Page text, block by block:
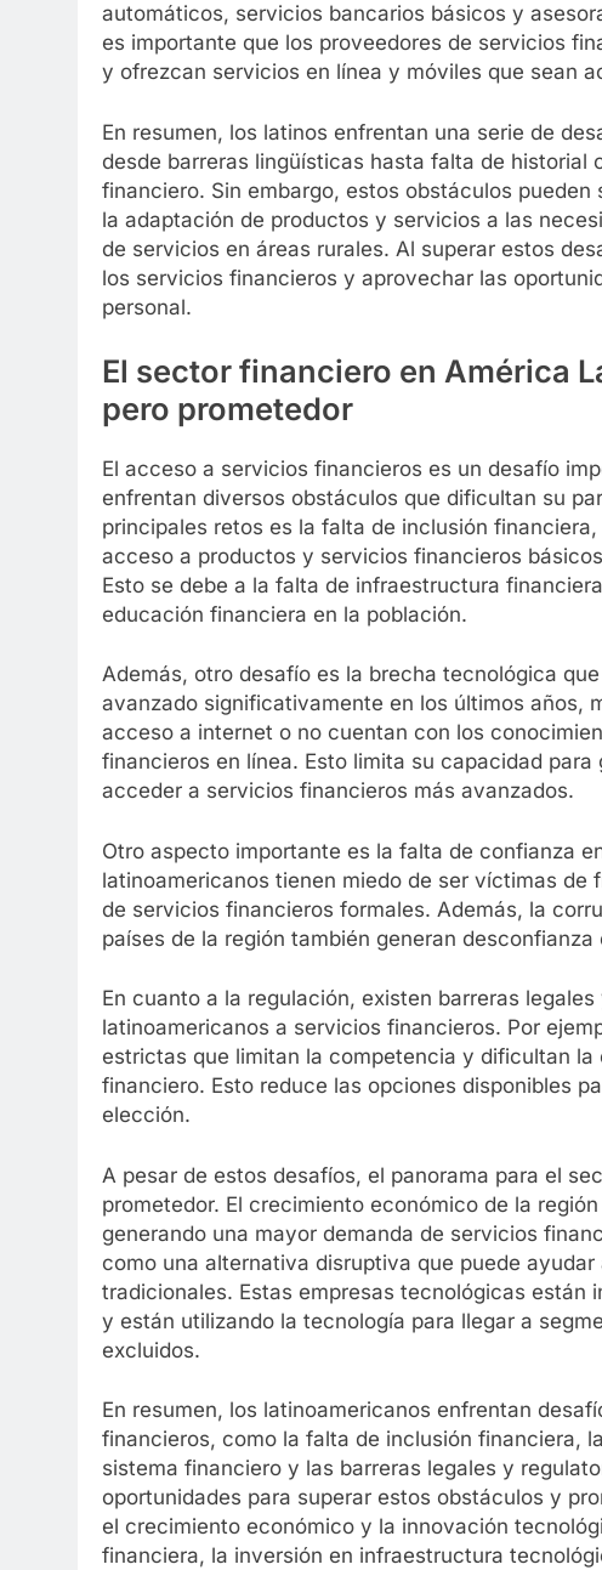
automáticos, servicios bancarios básicos y
es importante que los proveedores de servicios
y ofrezcan servicios en línea y móviles que sean
En resumen, los latinos enfrentan una serie de
desde barreras lingüísticas hasta falta de
financiero. Sin embargo, estos obstáculos
la adaptación de productos y servicios a las
de servicios en áreas rurales. Al superar estos
los servicios financieros y aprovechar las
personal.
El sector financiero en América
pero prometedor
El acceso a servicios financieros es un desafío
enfrentan diversos obstáculos que dificultan su
principales retos es la falta de inclusión
acceso a productos y servicios financieros
Esto se debe a la falta de infraestructura
educación financiera en la población.
Además, otro desafío es la brecha tecnológica
avanzado significativamente en los últimos años,
acceso a internet o no cuentan con los
financieros en línea. Esto limita su capacidad
acceder a servicios financieros más avanzados.
Otro aspecto importante es la falta de confianza
latinoamericanos tienen miedo de ser víctimas
de servicios financieros formales. Además, la
países de la región también generan
En cuanto a la regulación, existen barreras
latinoamericanos a servicios financieros. Por
estrictas que limitan la competencia y dificultan
financiero. Esto reduce las opciones disponibles
elección.
A pesar de estos desafíos, el panorama para el
prometedor. El crecimiento económico de la
generando una mayor demanda de servicios
como una alternativa disruptiva que puede
tradicionales. Estas empresas tecnológicas
y están utilizando la tecnología para llegar a
excluidos.
En resumen, los latinoamericanos enfrentan
financieros, como la falta de inclusión financiera,
sistema financiero y las barreras legales y
oportunidades para superar estos obstáculos y
el crecimiento económico y la innovación
financiera, la inversión en infraestructura